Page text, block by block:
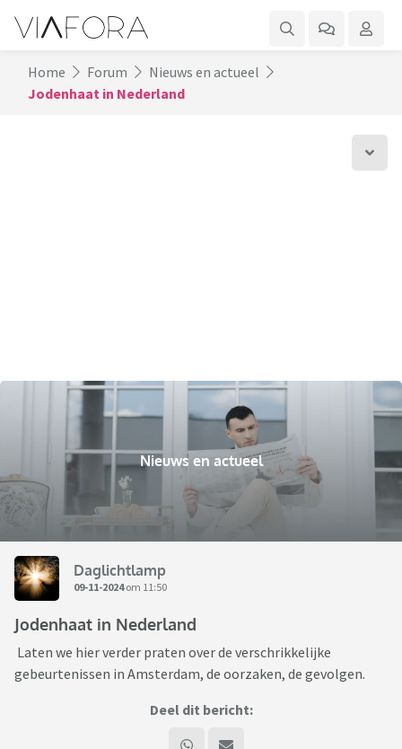
Home Forum
Nieuws en actueel
Jodenhaat in Nederland
Nieuws en actueel
Daglichtlamp
09-11-2024om 11:50
Jodenhaat in Nederland
Laten we hier verder praten over de verschrikkelijke
gebeurtenissen in Amsterdam, de oorzaken, de gevolgen.
Deel dit bericht: